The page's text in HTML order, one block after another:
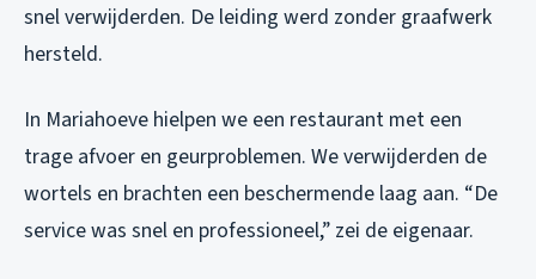
snel verwijderden. De leiding werd zonder graafwerk
hersteld.
In Mariahoeve hielpen we een restaurant met een
trage afvoer en geurproblemen. We verwijderden de
wortels en brachten een beschermende laag aan. “De
service was snel en professioneel,” zei de eigenaar.